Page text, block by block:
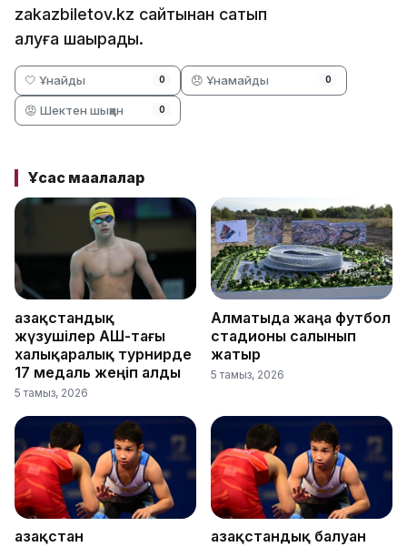
zakazbiletov.kz сайтынан сатып
алуға шақырады.
🤍 Ұнайды 0 😞 Ұнамайды 0
😡 Шектен шыққан 0
Ұқсас мақалалар
Қазақстандық
жүзушілер АҚШ-тағы
халықаралық турнирде
17 медаль жеңіп алды
5 тамыз, 2026
Алматыда жаңа футбол
стадионы салынып
жатыр
5 тамыз, 2026
Қазақстан
Қазақстандық балуан